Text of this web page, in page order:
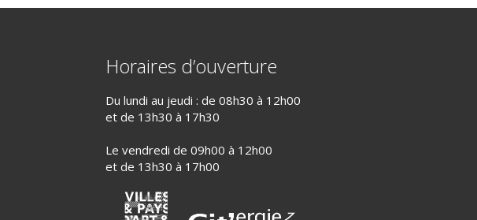
Horaires d’ouverture
Du lundi au jeudi : de 08h30 à 12h00
et de 13h30 à 17h30
Le vendredi de 09h00 à 12h00
et de 13h30 à 17h00